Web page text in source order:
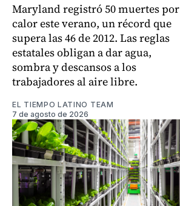
Maryland registró 50 muertes por
calor este verano, un récord que
supera las 46 de 2012. Las reglas
estatales obligan a dar agua,
sombra y descansos a los
trabajadores al aire libre.
EL TIEMPO LATINO TEAM
7 de agosto de 2026